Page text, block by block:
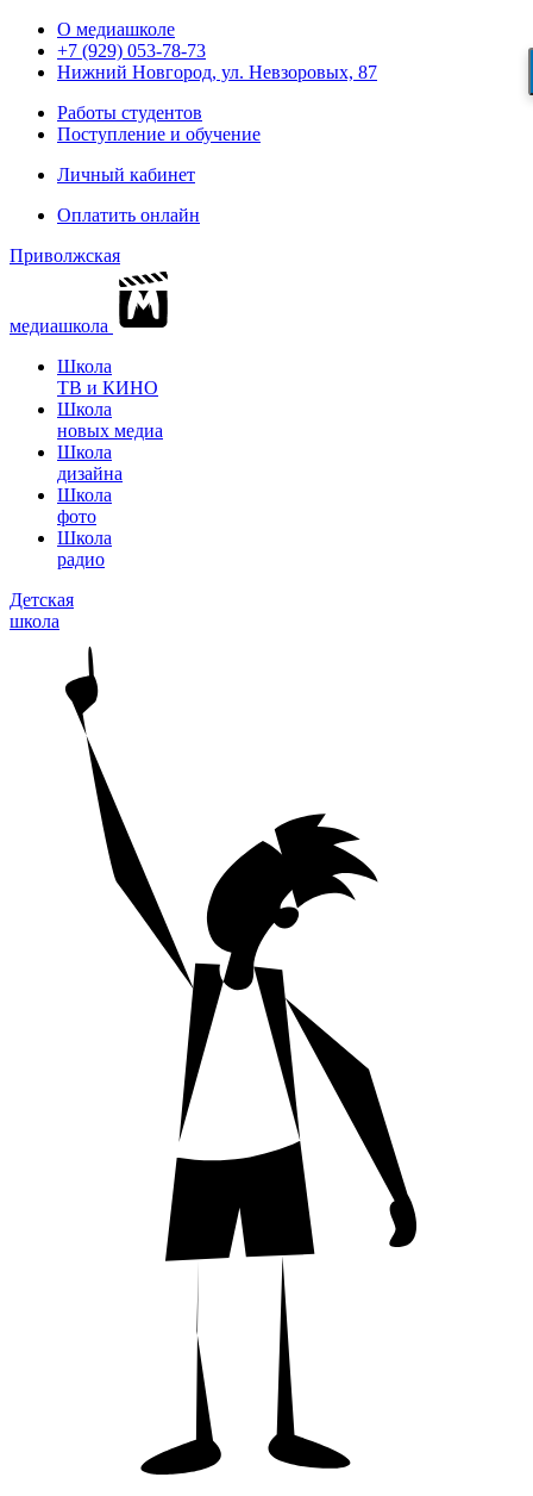
О медиашколе
+7 (929) 053-78-73
Нижний Новгород, ул. Невзоровых, 87
Работы студентов
Поступление и обучение
Личный кабинет
Оплатить онлайн
Приволжская
медиашкола
Школа
ТВ и КИНО
Школа
новых медиа
Школа
дизайна
Школа
фото
Школа
радио
Детская
школа